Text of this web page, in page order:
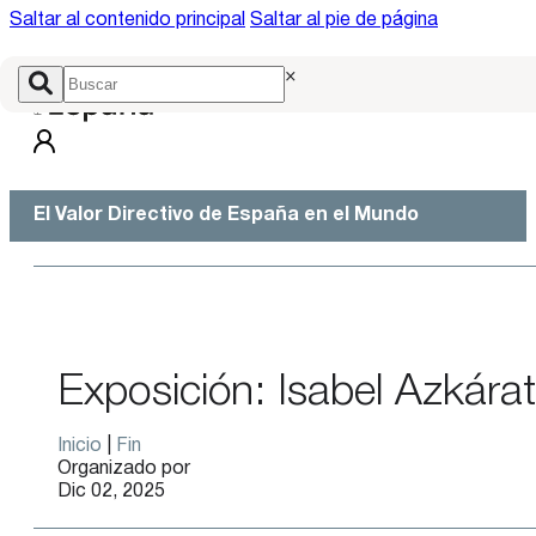
Saltar al contenido principal Saltar al pie de página
×
El Valor Directivo de España en el Mundo
Exposición: Isabel
Inicio
Fin
Organizado por
Dic 02, 2025